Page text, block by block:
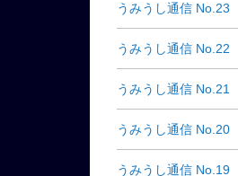
うみうし通信 No.23
うみうし通信 No.22
うみうし通信 No.21
うみうし通信 No.20
うみうし通信 No.19